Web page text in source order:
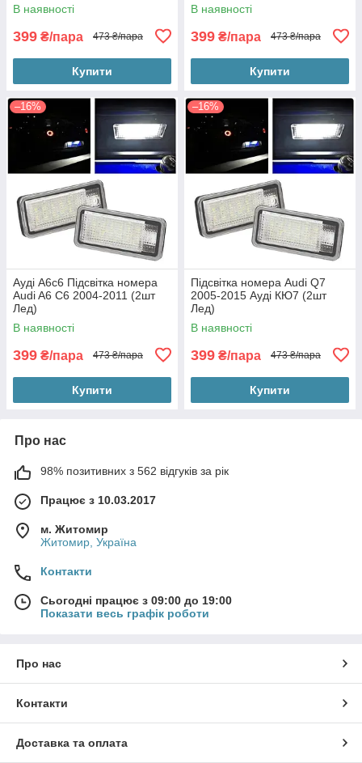
В наявності
399 ₴/пара 473 ₴/пара
Купити
В наявності
399 ₴/пара 473 ₴/пара
Купити
–16%
Ауді А6с6 Підсвітка номера
Audi A6 C6 2004-2011 (2шт
Лед)
В наявності
399 ₴/пара 473 ₴/пара
Купити
–16%
Підсвітка номера Audi Q7
2005-2015 Ауді КЮ7 (2шт
Лед)
В наявності
399 ₴/пара 473 ₴/пара
Купити
Про нас
98% позитивних з 562 відгуків за рік
Працює з 10.03.2017
м. Житомир
Житомир, Україна
Контакти
Сьогодні працює з 09:00 до 19:00
Показати весь графік роботи
Про нас
Контакти
Доставка та оплата